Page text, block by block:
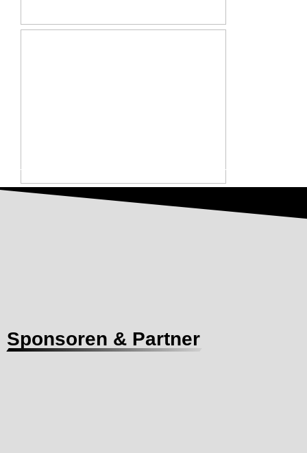
Sponsoren & Partner